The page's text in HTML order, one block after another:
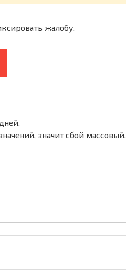
жалобу.
значит сбой массовый.